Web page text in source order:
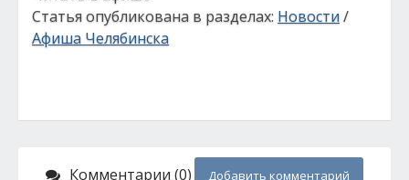
Статья опубликована в разделах: Новости/
Афиша Челябинска
Комментарии (0) Добавить комментарий